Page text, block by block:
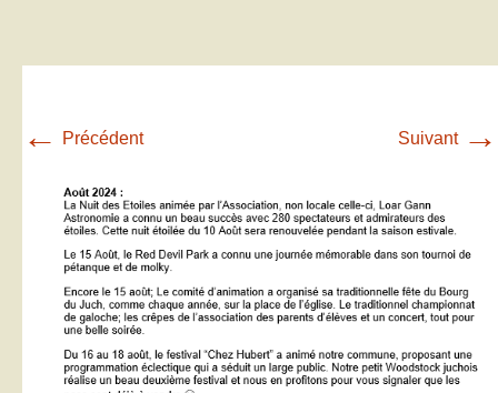
← Précédent Suivant →